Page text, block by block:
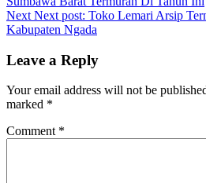
Next Next post: Toko Lemari Arsip
Kabupaten Ngada
Leave a Reply
Your email address will not be
marked *
Comment *